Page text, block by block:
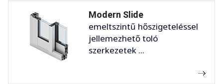
Modern Slide
emeltszintű hőszigeteléssel
jellemezhető toló
szerkezetek ...